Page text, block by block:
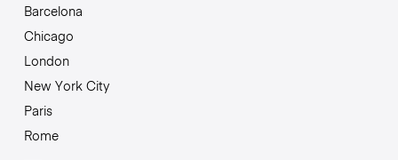
Barcelona
Chicago
London
New York City
Paris
Rome